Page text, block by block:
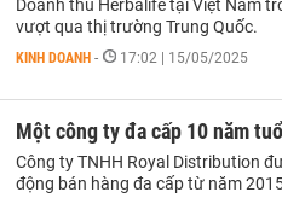
Doanh thu Herbalife tại Việt Nam
vượt qua thị trường Trung Quốc.
KINH DOANH - 17:02 | 15/05/2025
Một công ty đa cấp 10 năm
Công ty TNHH Royal Distribution
động bán hàng đa cấp từ năm